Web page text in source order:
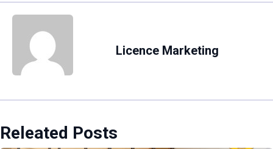
Licence Marketing
Releated Posts